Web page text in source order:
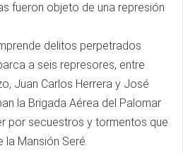
fueron objeto de una represión
delitos perpetrados
a seis represores, entre
Juan Carlos Herrera y José
la Brigada Aérea del Palomar
por secuestros y tormentos que
Mansión Seré.